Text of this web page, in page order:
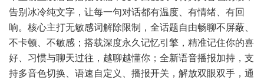
告别冰冷纯文字，让每一句对话都有温度、有情绪、有回
响。核心主打无敏感词解除限制，全话题自由畅聊不屏蔽、
不卡顿、不敏感；搭载深度永久记忆引擎，精准记住你的喜
好、习惯与聊天过往，越聊越懂你；全新语音播报加持，支
持多音色切换、语速自定义、播报开关，解放双眼双手，通